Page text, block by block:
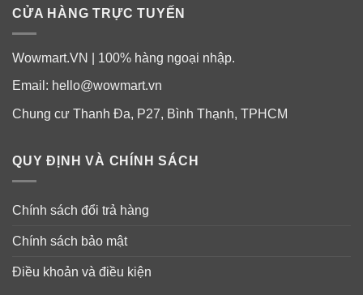
CỬA HÀNG TRỰC TUYẾN
Wowmart.VN | 100% hàng ngoại nhập.
Email: hello@wowmart.vn
Chung cư Thanh Đa, P27, Bình Thạnh, TPHCM
QUY ĐỊNH VÀ CHÍNH SÁCH
Chính sách đổi trả hàng
Chính sách bảo mật
Điều khoản và điều kiện